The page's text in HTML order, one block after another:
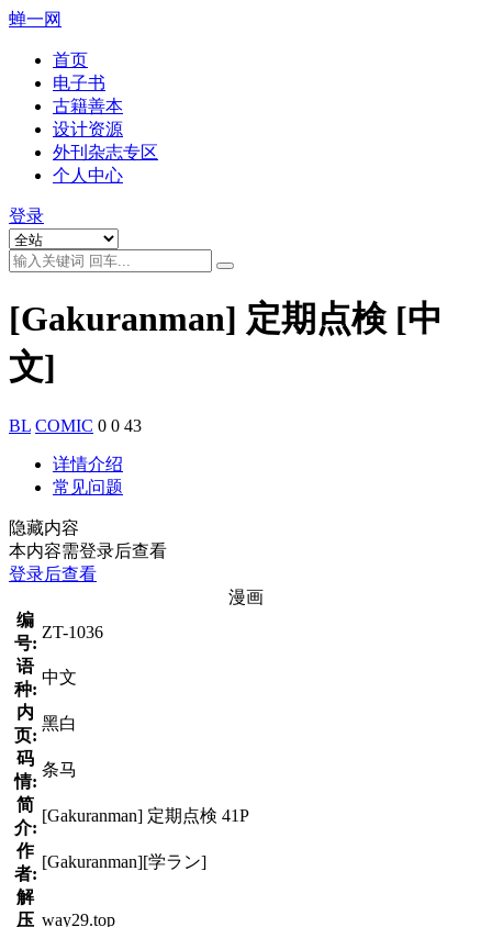
蝉一网
首页
电子书
古籍善本
设计资源
外刊杂志专区
个人中心
登录
[Gakuranman] 定期点検 [中
文]
BL COMIC 0 0 43
详情介绍
常见问题
隐藏内容
本内容需登录后查看
登录后查看
漫画
编
号:
ZT-1036
语
种:
中文
内
页:
黑白
码
情:
条马
简
介:
[Gakuranman] 定期点検 41P
作
者:
[Gakuranman][学ラン]
解
压 way29.top